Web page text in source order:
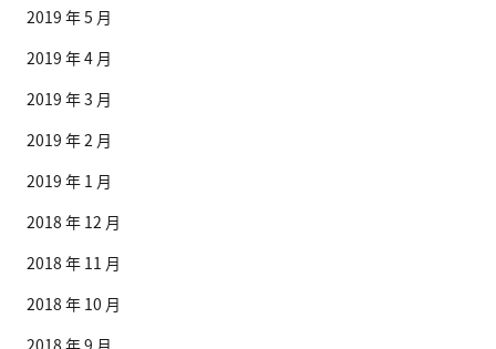
2019 年 5 月
2019 年 4 月
2019 年 3 月
2019 年 2 月
2019 年 1 月
2018 年 12 月
2018 年 11 月
2018 年 10 月